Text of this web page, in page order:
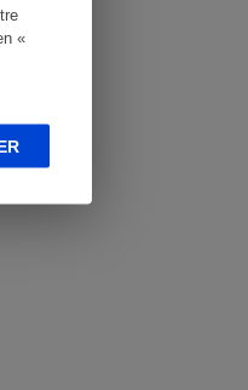
«